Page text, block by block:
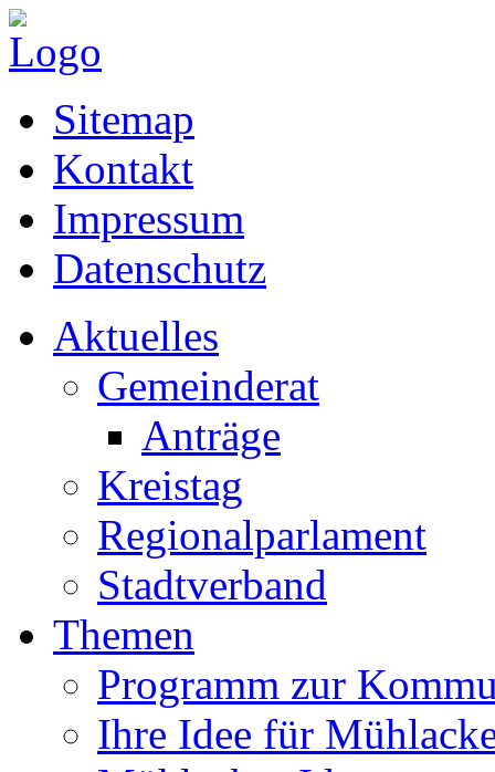
Sitemap
Kontakt
Impressum
Datenschutz
Aktuelles
Gemeinderat
Anträge
Kreistag
Regionalparlament
Stadtverband
Themen
Programm zur
Ihre Idee für